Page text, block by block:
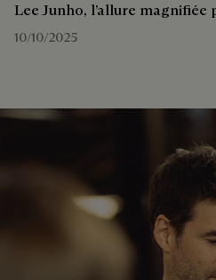
Lee Junho, l’allure
10/10/2025